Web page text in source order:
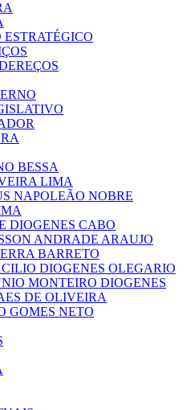
BESSA
LIMA
NAPOLEÃO NOBRE
DIOGENES CABO
ANDRADE ARAUJO
BARRETO
DIOGENES OLEGARIO
MONTEIRO DIOGENES
DE OLIVEIRA
GOMES NETO